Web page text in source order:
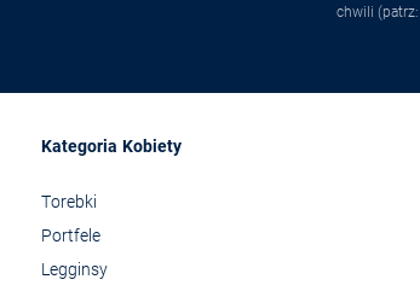
chwili (patrz:
Kategoria Kobiety
Torebki
Portfele
Legginsy